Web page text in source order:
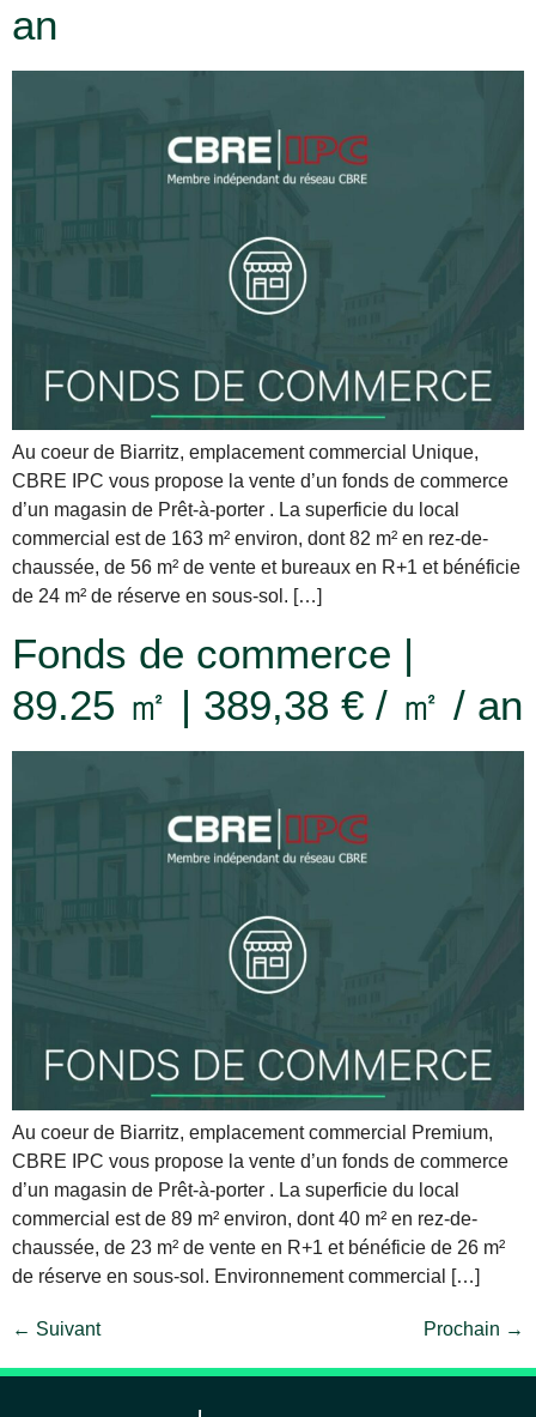
an
Au coeur de Biarritz, emplacement commercial Unique,
CBRE IPC vous propose la vente d’un fonds de commerce
d’un magasin de Prêt-à-porter . La superficie du local
commercial est de 163 m² environ, dont 82 m² en rez-de-
chaussée, de 56 m² de vente et bureaux en R+1 et bénéficie
de 24 m² de réserve en sous-sol. […]
Fonds de commerce |
89.25 ㎡ | 389,38 € / ㎡ / an
Au coeur de Biarritz, emplacement commercial Premium,
CBRE IPC vous propose la vente d’un fonds de commerce
d’un magasin de Prêt-à-porter . La superficie du local
commercial est de 89 m² environ, dont 40 m² en rez-de-
chaussée, de 23 m² de vente en R+1 et bénéficie de 26 m²
de réserve en sous-sol. Environnement commercial […]
← Suivant Prochain →